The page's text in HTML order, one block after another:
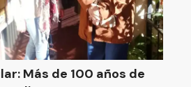
Más de 100 años de